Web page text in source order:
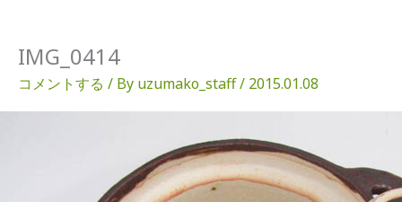
IMG_0414
コメントする / By uzumako_staff/ 2015.01.08